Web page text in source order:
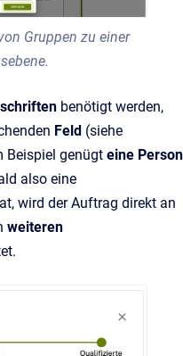
Gruppen zu einer
benötigt werden,
Feld (siehe
Beispiel genügt eine Person
also eine
wird der Auftrag direkt an
weiteren